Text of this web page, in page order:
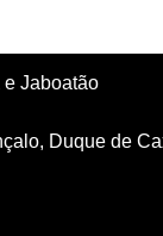
Jaboatão
Duque de